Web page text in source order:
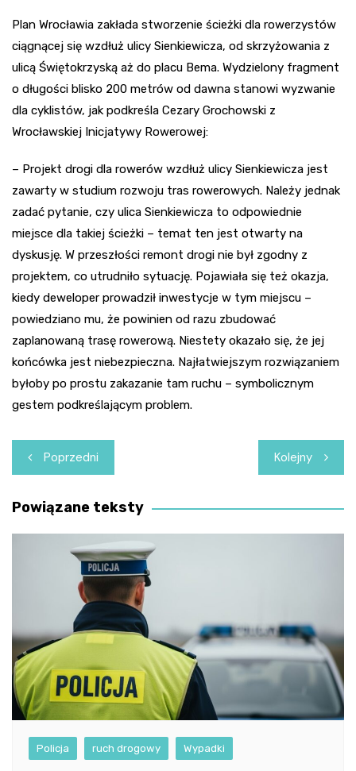
Plan Wrocławia zakłada stworzenie ścieżki dla rowerzystów
ciągnącej się wzdłuż ulicy Sienkiewicza, od skrzyżowania z
ulicą Świętokrzyską aż do placu Bema. Wydzielony fragment
o długości blisko 200 metrów od dawna stanowi wyzwanie
dla cyklistów, jak podkreśla Cezary Grochowski z
Wrocławskiej Inicjatywy Rowerowej:
– Projekt drogi dla rowerów wzdłuż ulicy Sienkiewicza jest
zawarty w studium rozwoju tras rowerowych. Należy jednak
zadać pytanie, czy ulica Sienkiewicza to odpowiednie
miejsce dla takiej ścieżki – temat ten jest otwarty na
dyskusję. W przeszłości remont drogi nie był zgodny z
projektem, co utrudniło sytuację. Pojawiała się też okazja,
kiedy deweloper prowadził inwestycje w tym miejscu –
powiedziano mu, że powinien od razu zbudować
zaplanowaną trasę rowerową. Niestety okazało się, że jej
końcówka jest niebezpieczna. Najłatwiejszym rozwiązaniem
byłoby po prostu zakazanie tam ruchu – symbolicznym
gestem podkreślającym problem.
Nawigacja
wpisu
Poprzedni Kolejny
Powiązane teksty
Policja ruch drogowy Wypadki